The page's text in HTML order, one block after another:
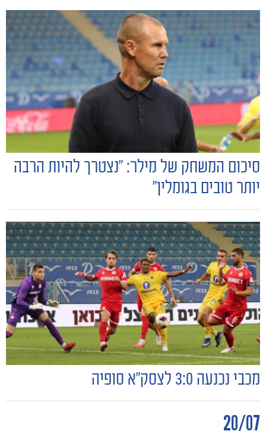
הקבוצות
סיכום המשחק של מילר: "נצטרך להיות הרבה
יותר טובים בגומלין״
מכבי נכנעה 3:0 לצסק״א סופיה
20/07